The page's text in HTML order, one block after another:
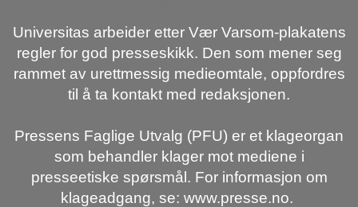
Universitas arbeider etter Vær Varsom-plakatens
regler for god presseskikk. Den som mener seg
rammet av urettmessig medieomtale, oppfordres
til å ta kontakt med redaksjonen.
Pressens Faglige Utvalg (PFU) er et klageorgan
som behandler klager mot mediene i
presseetiske spørsmål. For informasjon om
klageadgang, se: www.presse.no.